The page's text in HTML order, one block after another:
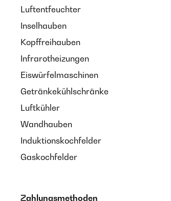
Luftentfeuchter
Inselhauben
Kopffreihauben
Infrarotheizungen
Eiswürfelmaschinen
Getränkekühlschränke
Luftkühler
Wandhauben
Induktionskochfelder
Gaskochfelder
Zahlungsmethoden